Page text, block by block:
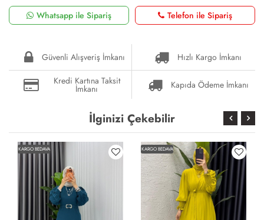
Whatsapp ile Sipariş
Telefon ile Sipariş
Güvenli Alışveriş İmkanı
Hızlı Kargo İmkanı
Kredi Kartına Taksit
İmkanı Kapıda Ödeme İmkanı
İlginizi Çekebilir
KARGO BEDAVA KARGO BEDAVA